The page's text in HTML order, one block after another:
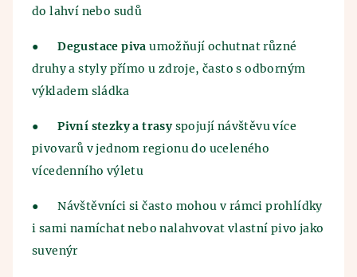
do lahví nebo sudů
● Degustace piva umožňují ochutnat různé
druhy a styly přímo u zdroje, často s odborným
výkladem sládka
● Pivní stezky a trasy spojují návštěvu více
pivovarů v jednom regionu do uceleného
vícedenního výletu
●
Návštěvníci si často mohou v rámci prohlídky
i sami namíchat nebo nalahvovat vlastní pivo jako
suvenýr